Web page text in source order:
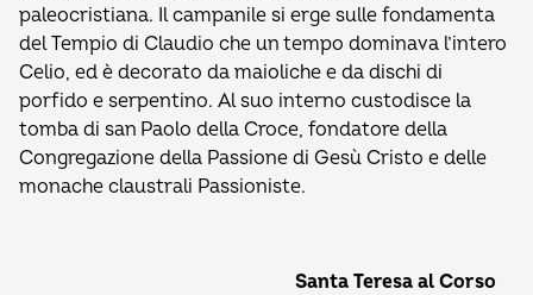
paleocristiana. Il campanile si erge sulle fondamenta
del Tempio di Claudio che un tempo dominava l’intero
Celio, ed è decorato da maioliche e da dischi di
porfido e serpentino. Al suo interno custodisce la
tomba di san Paolo della Croce, fondatore della
Congregazione della Passione di Gesù Cristo e delle
monache claustrali Passioniste.
Santa Teresa al Corso